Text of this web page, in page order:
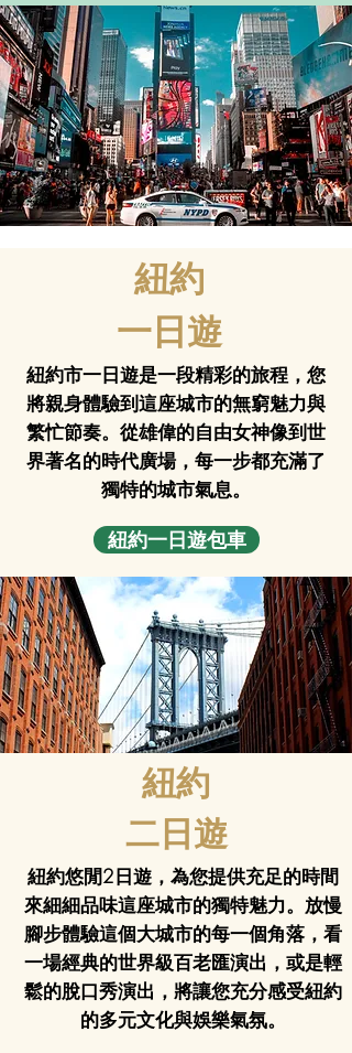
紐約
一日遊
紐約市一日遊是一段精彩的旅程，您
將親身體驗到這座城市的無窮魅力與
繁忙節奏。從雄偉的自由女神像到世
界著名的時代廣場，每一步都充滿了
獨特的城市氣息。
紐約一日遊包車
紐約
二日遊
紐約悠閒2日遊，為您提供充足的時間
來細細品味這座城市的獨特魅力。放慢
腳步體驗這個大城市的每一個角落，看
一場經典的世界級百老匯演出，或是輕
鬆的脫口秀演出，將讓您充分感受紐約
的多元文化與娛樂氣氛。